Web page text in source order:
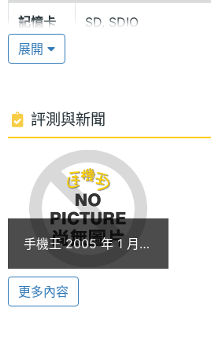
影音捕手
內建 130 萬畫素數位相機，
鏡頭旁，還有補光燈，光源不足
質的要求，特別是在隨意但具意
貴。ETEN M500 的影片攝錄功
數位變焦，已經是一台 DV 般的
能滿足你時，影片的連續回憶將
段。所有的靜態照片或是片段影
TFT LCD 螢幕上自由的觀賞或
再利用 MAIL 或是 MMS 訊息與
記憶卡 SD, SDIO
電池容
多媒體資訊
音樂播
放器
MP3, WMA
鈴聲種
展開
評測與新聞
手機王 2005 年 1 月新
更多內容